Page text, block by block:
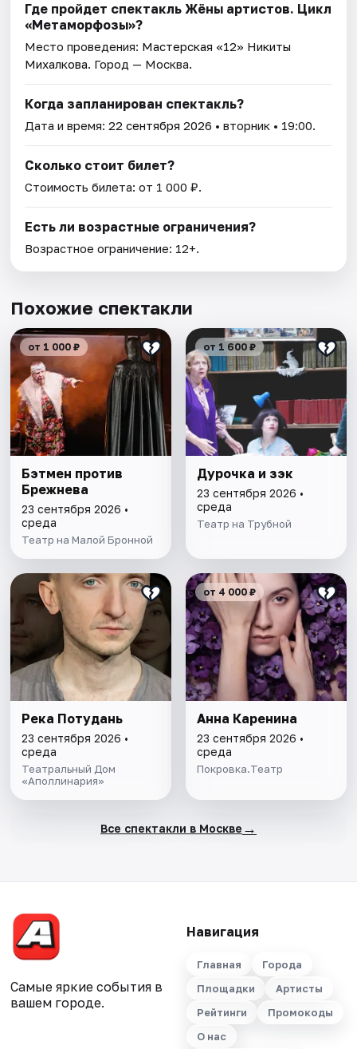
Где пройдет спектакль Жёны артистов. Цикл
«Метаморфозы»?
Место проведения: Мастерская «12» Никиты
Михалкова. Город — Москва.
Когда запланирован спектакль?
Дата и время:22 сентября 2026 • вторник • 19:00.
Сколько стоит билет?
Стоимость билета: от 1 000 ₽.
Есть ли возрастные ограничения?
Возрастное ограничение: 12+.
Похожие спектакли
от 1 000 ₽
Бэтмен против
Брежнева
23 сентября 2026 •
среда
Театр на Малой Бронной
от 1 600 ₽
Дурочка и зэк
23 сентября 2026 •
среда
Театр на Трубной
Река Потудань
23 сентября 2026 •
среда
Театральный Дом
«Аполлинария»
от 4 000 ₽
Анна Каренина
23 сентября 2026 •
среда
Покровка.Театр
Все спектакли в Москве →
Самые яркие события в
вашем городе.
Навигация
Главная
Города
Площадки
Артисты
Рейтинги
Промокоды
О нас